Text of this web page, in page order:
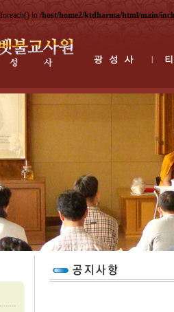
in /host/home2/ktdharma/html/main/